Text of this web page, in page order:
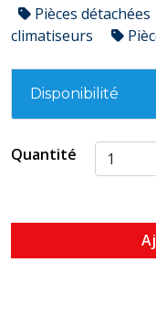
Pièces détachées
climatiseurs
Disponibilité
Quantité